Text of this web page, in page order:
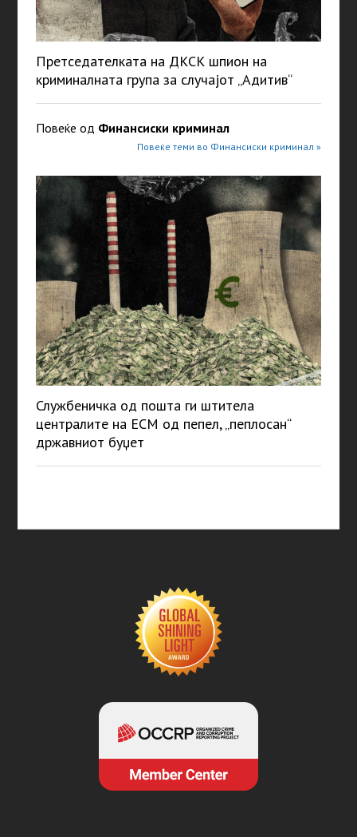
Претседателката на ДКСК шпион на
криминалната група за случајот „Адитив“
Повеќе од Финансиски криминал
Повеќе теми во Финансиски криминал »
Службеничка од пошта ги штитела
централите на ЕСМ од пепел, „пеплосан“
државниот буџет